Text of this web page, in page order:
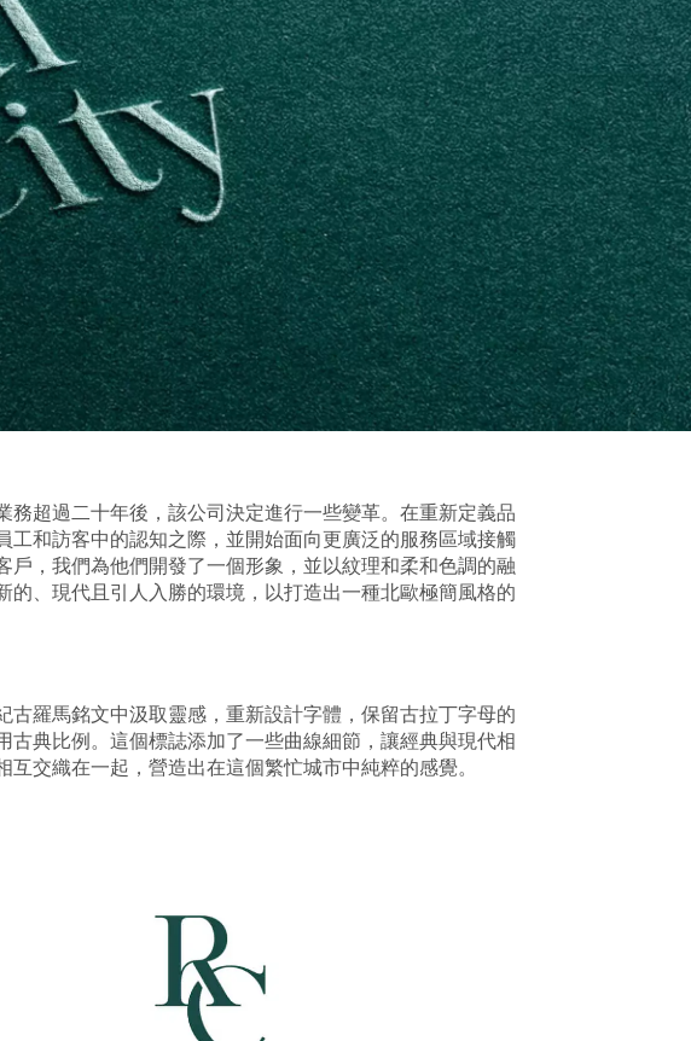
務超過二十年後，該公司決定進行一些變革。在重新定義品
工和訪客中的認知之際，並開始面向更廣泛的服務區域接觸
戶，我們為他們開發了一個形象，並以紋理和柔和色調的融
的、現代且引人入勝的環境，以打造出一種北歐極簡風格的
古羅馬銘文中汲取靈感，重新設計字體，保留古拉丁字母的
古典比例。這個標誌添加了一些曲線細節，讓經典與現代相
互交織在一起，營造出在這個繁忙城市中純粹的感覺。